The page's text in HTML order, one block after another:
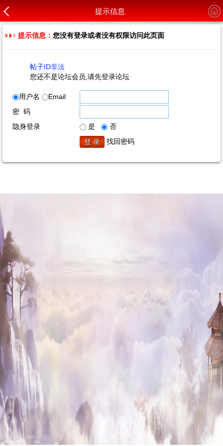
提示信息
提示信息：您没有登录或者没有权限访问此页面
帖子ID非法
您还不是论坛会员,请先登录论坛
用户名
Email
密 码
隐身登录
是
否
找回密码